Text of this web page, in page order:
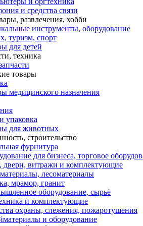
и средства связи
развлечения, хобби
инструменты, оборудование
туризм, спорт
для детей
техника
товары
медицинского назначения
упаковка
для животных
строительство
фурнитура
для бизнеса, торговое
двери, витражи и комплектующие
лесоматериалы
мрамор, гранит
оборудование, сырьё
и комплектующие
охраны, слежения, пожаротушения
и оборудование